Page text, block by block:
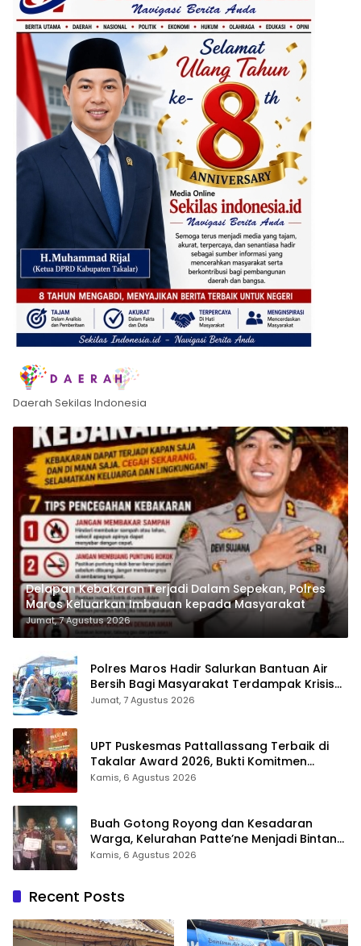
Daerah Sekilas Indonesia
Delapan Kebakaran Terjadi Dalam Sepekan, Polres
Maros Keluarkan Imbauan kepada Masyarakat
Jumat, 7 Agustus 2026
Polres Maros Hadir Salurkan Bantuan Air
Bersih Bagi Masyarakat Terdampak Krisis
Air Bersih Di Maros
Jumat, 7 Agustus 2026
UPT Puskesmas Pattallassang Terbaik di
Takalar Award 2026, Bukti Komitmen
Hadirkan Pelayanan Kesehatan Berkualitas
Kamis, 6 Agustus 2026
Buah Gotong Royong dan Kesadaran
Warga, Kelurahan Patte’ne Menjadi Bintang
Takalar Award 2026
Kamis, 6 Agustus 2026
Recent Posts